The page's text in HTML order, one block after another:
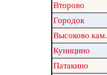
Второво
Городок
Высоково кам.
Куницино
Патакино